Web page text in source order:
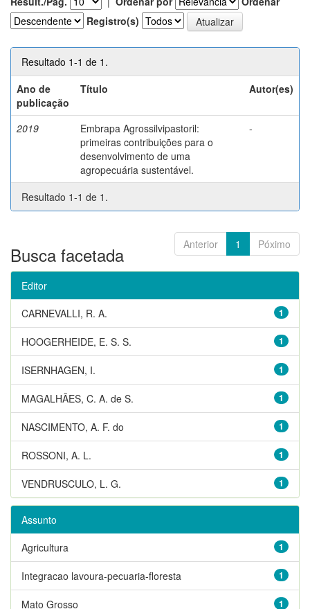
Registro(s)
Resultado 1-1 de 1.
Ano de
publicação
Título Autor(es)
2019
Embrapa Agrossilvipastoril:
primeiras contribuições para o
desenvolvimento de uma
agropecuária sustentável.
-
Resultado 1-1 de 1.
Anterior 1 Póximo
Busca facetada
Editor
1
CARNEVALLI, R. A.
1
HOOGERHEIDE, E. S. S.
1
ISERNHAGEN, I.
1
MAGALHÃES, C. A. de S.
1
NASCIMENTO, A. F. do
1
ROSSONI, A. L.
1
VENDRUSCULO, L. G.
Assunto
1
Agricultura
1
Integracao lavoura-pecuaria-floresta
1
Mato Grosso